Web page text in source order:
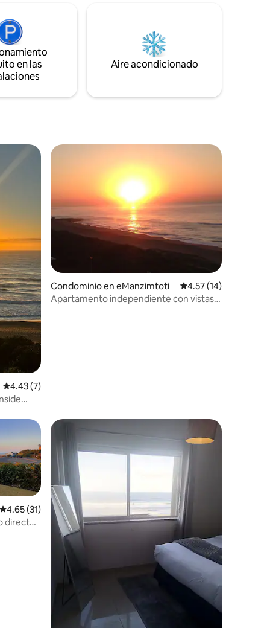
para el
madera
que
los
supuesto, también hay muchos otros
lugares divertidos para explorar!
en las
Aire acondicionado
Calificación promedio: 4.43 de 5; 7 evaluaciones
4.43 (7)
Condominio en eManzimtoti Calificación
4.57 (14)
Apartamento independiente con vistas
Calificación promedio: 4.65 de 5; 31 evaluaciones
4.65 (31)
directo